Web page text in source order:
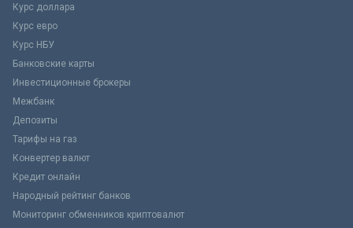
Курс доллара
Курс евро
Курс НБУ
Банковские карты
Инвестиционные брокеры
Межбанк
Депозиты
Тарифы на газ
Конвертер валют
Кредит онлайн
Народный рейтинг банков
Мониторинг обменников криптовалют